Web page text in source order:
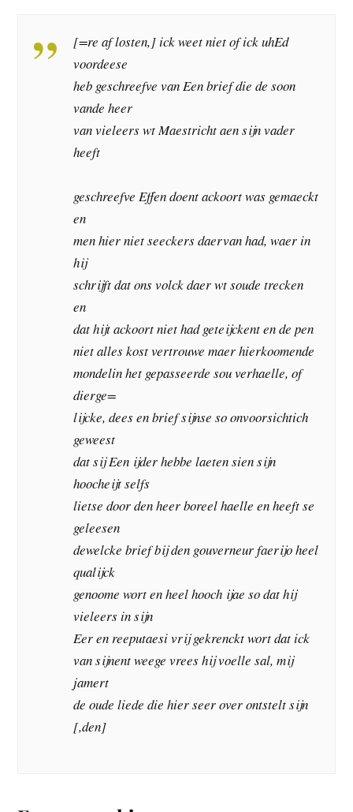
[=re af losten,] ick weet niet of ick uhEd
voordeese
heb geschreefve van Een brief die de soon
vande heer
van vieleers wt Maestricht aen sijn vader
heeft
geschreefve Effen doent ackoort was gemaeckt
en
men hier niet seeckers daervan had, waer in
hij
schrijft dat ons volck daer wt soude trecken
en
dat hijt ackoort niet had geteijckent en de pen
niet alles kost vertrouwe maer hierkoomende
mondelin het gepasseerde sou verhaelle, of
dierge=
lijcke, dees en brief sijnse so onvoorsichtich
geweest
dat sij Een ijder hebbe laeten sien sijn
hoocheijt selfs
lietse door den heer boreel haelle en heeft se
geleesen
dewelcke brief bij den gouverneur faerijo heel
qualijck
genoome wort en heel hooch ijae so dat hij
vieleers in sijn
Eer en reeputaesi vrij gekrenckt wort dat ick
van sijnent weege vrees hij voelle sal, mij
jamert
de oude liede die hier seer over ontstelt sijn
[,den]